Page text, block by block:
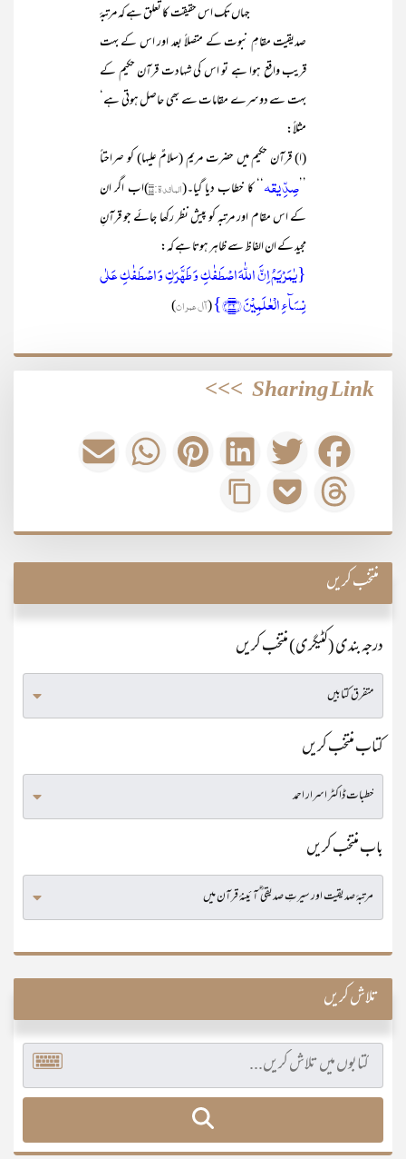
جہاں تک اس حقیقت کا تعلق ہے کہ مرتبۂ
صدیقیت مقامِ نبوت کے متصلاً بعد اور اس کے بہت
قریب واقع ہوا ہے تو اس کی شہادت قرآن حکیم کے
بہت سے دوسرے مقامات سے بھی حاصل ہوتی ہے‘
مثلاً:
(ا) قرآن حکیم میں حضرت مریم (سلامٌ علیہا) کو صراحتاً
صِدِّیقہ‘‘ کا خطاب دیا گیا۔(المائدۃ:۷۵ )اب اگر ان
کے اس مقام اور مرتبہ کو پیش نظر رکھا جائے جو قرآنِ
مجید کے ان الفاظ سے ظاہر ہوتا ہے کہ:
{یٰمَرۡیَمُ اِنَّ اللّٰہَ اصۡطَفٰکِ وَ طَہَّرَکِ وَ اصۡطَفٰکِ عَلٰی
نِسَآءِ الۡعٰلَمِیۡنَ ﴿۴۲﴾}
(آل عمران)
Sharing Link
>>>
منتخب کریں
درجہ بندی (کٹیگری) منتخب کریں
کتاب منتخب کریں
باب منتخب کریں
تلاش کریں